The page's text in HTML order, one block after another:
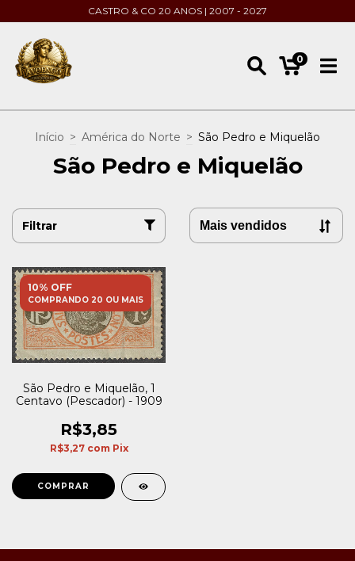
CASTRO & CO 20 ANOS | 2007 - 2027
0
Início > América do Norte > São Pedro e Miquelão
São Pedro e Miquelão
Filtrar
10% OFF
COMPRANDO 20 OU MAIS
São Pedro e Miquelão, 1
Centavo (Pescador) - 1909
R$3,85
R$3,27 com Pix